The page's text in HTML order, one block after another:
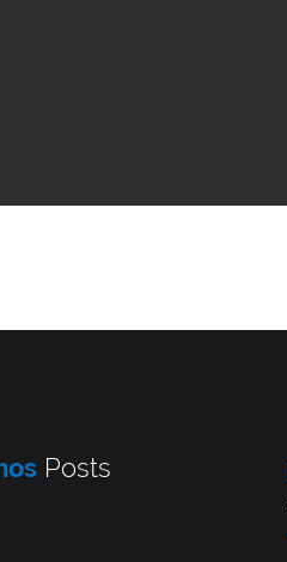
Posts